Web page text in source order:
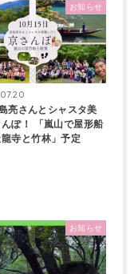
お知らせ
亮さんとシャスタ美
ぽ！ 「嵐山で屋形船
寺と竹林」予定
お知らせ